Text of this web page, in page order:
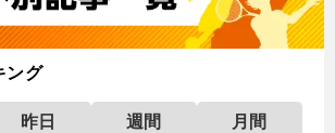
ング
昨日 週間
月間